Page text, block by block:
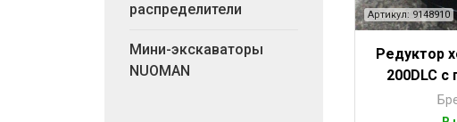
распределители
Мини-экскаваторы
NUOMAN
Артикул: 9148910
Редуктор
200DLC